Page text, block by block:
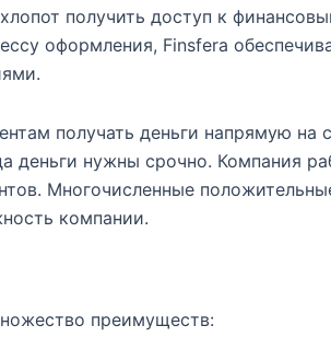
получить доступ к
оформления, Finsfera
получать деньги напрямую на
деньги нужны срочно. Компания
Многочисленные
компании.
преимуществ: